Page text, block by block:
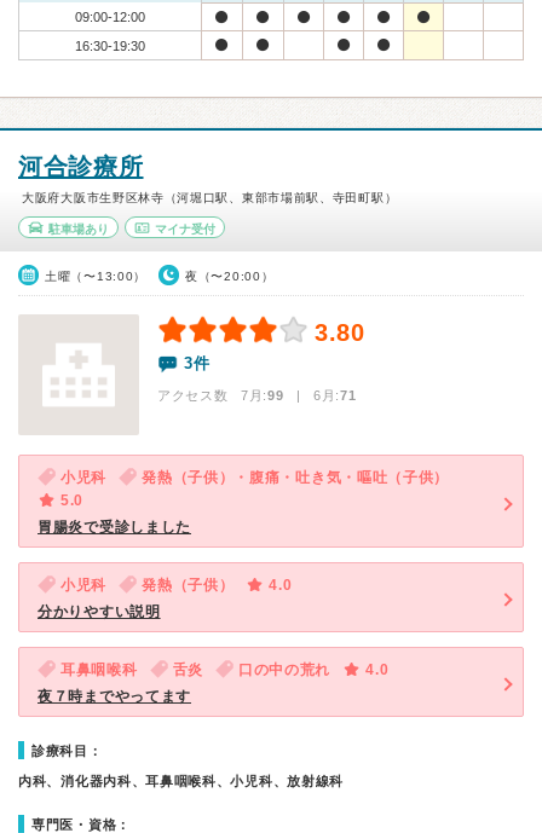
09:00-12:00
16:30-19:30
河合診療所
大阪府大阪市生野区林寺（河堀口駅、東部市場前駅、寺田町駅）
駐車場あり マイナ受付
土曜（〜13:00） 夜（〜20:00）
3.80
3件
アクセス数 7月:99 | 6月:71
小児科
発熱（子供）・腹痛・吐き気・嘔吐（子供）
5.0
胃腸炎で受診しました
小児科 発熱（子供）
4.0
分かりやすい説明
耳鼻咽喉科 舌炎 口の中の荒れ
4.0
夜７時までやってます
診療科目：
内科、消化器内科、耳鼻咽喉科、小児科、放射線科
専門医・資格：